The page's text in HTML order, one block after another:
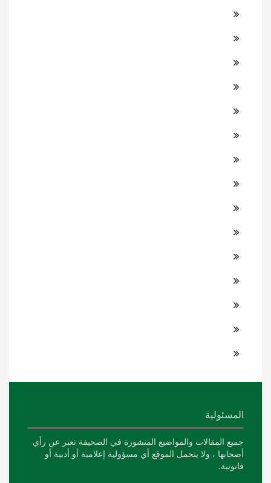
المسئولية
جميع المقالات والمواضيع المنشورة في الصحيفة تعبر عن رأي
أصحابها ، ولا يتحمل الموقع أي مسؤولية إعلامية أو أدبية أو
قانونية.